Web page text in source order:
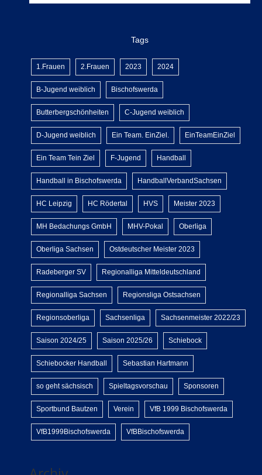
Tags
1.Frauen 2.Frauen 2023 2024
B-Jugend weiblich Bischofswerda
Butterbergschönheiten C-Jugend weiblich
D-Jugend weiblich Ein Team. EinZiel. EinTeamEinZiel
Ein Team Tein Ziel F-Jugend Handball
Handball in Bischofswerda HandballVerbandSachsen
HC Leipzig HC Rödertal HVS Meister 2023
MH Bedachungs GmbH MHV-Pokal Oberliga
Oberliga Sachsen Ostdeutscher Meister 2023
Radeberger SV Regionalliga Mitteldeutschland
Regionalliga Sachsen Regionsliga Ostsachsen
Regionsoberliga Sachsenliga Sachsenmeister 2022/23
Saison 2024/25 Saison 2025/26 Schiebock
Schiebocker Handball Sebastian Hartmann
so geht sächsisch Spieltagsvorschau Sponsoren
Sportbund Bautzen Verein VfB 1999 Bischofswerda
VfB1999Bischofswerda VfBBischofswerda